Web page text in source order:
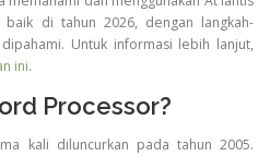
di tahun 2026, dengan langkah-
Untuk informasi lebih lanjut,
ini.
Processor?
kali diluncurkan pada tahun 2005.